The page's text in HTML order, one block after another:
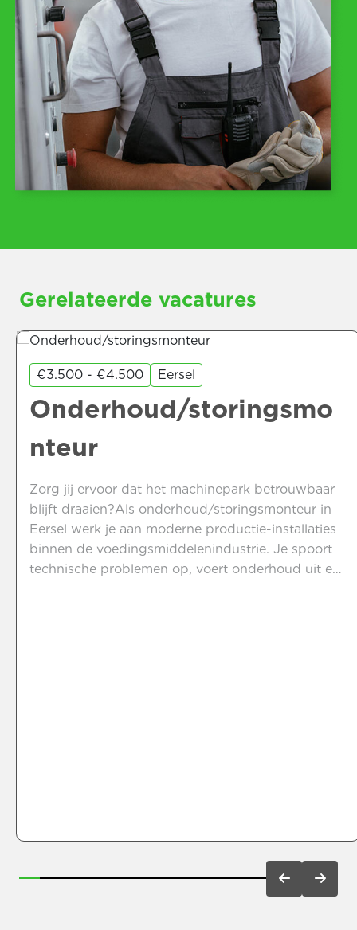
Gerelateerde vacatures
€3.500 - €4.500 Eersel
Onderhoud/storingsmo
nteur
Zorg jij ervoor dat het machinepark betrouwbaar
blijft draaien?Als onderhoud/storingsmonteur in
Eersel werk je aan moderne productie-installaties
binnen de voedingsmiddelenindustrie. Je spoort
technische problemen op, voert onderhoud uit en